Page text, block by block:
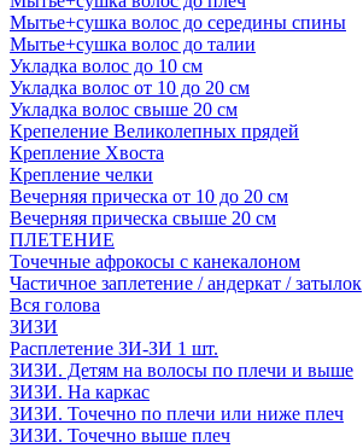
Мытье+сушка волос до середины спины
Мытье+сушка волос до талии
Укладка волос до 10 см
Укладка волос от 10 до 20 см
Укладка волос свыше 20 см
Крепеление Великолепных прядей
Крепление Хвоста
Крепление челки
Вечерняя прическа от 10 до 20 см
Вечерняя прическа свыше 20 см
ПЛЕТЕНИЕ
Точечные афрокосы с канекалоном
Частичное заплетение / андеркат / затылок
Вся голова
ЗИЗИ
Расплетение ЗИ-ЗИ 1 шт.
ЗИЗИ. Детям на волосы по плечи и выше
ЗИЗИ. На каркас
ЗИЗИ. Точечно по плечи или ниже плеч
ЗИЗИ. Точечно выше плеч